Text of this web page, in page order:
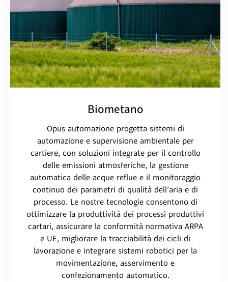
Biometano
Opus automazione progetta sistemi di
automazione e supervisione ambientale per
cartiere, con soluzioni integrate per il controllo
delle emissioni atmosferiche, la gestione
automatica delle acque reflue e il monitoraggio
continuo dei parametri di qualità dell’aria e di
processo. Le nostre tecnologie consentono di
ottimizzare la produttività dei processi produttivi
cartari, assicurare la conformità normativa ARPA
e UE, migliorare la tracciabilità dei cicli di
lavorazione e integrare sistemi robotici per la
movimentazione, asservimento e
confezionamento automatico.